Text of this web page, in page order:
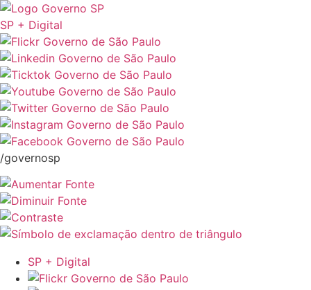
SP + Digital
/governosp
SP + Digital